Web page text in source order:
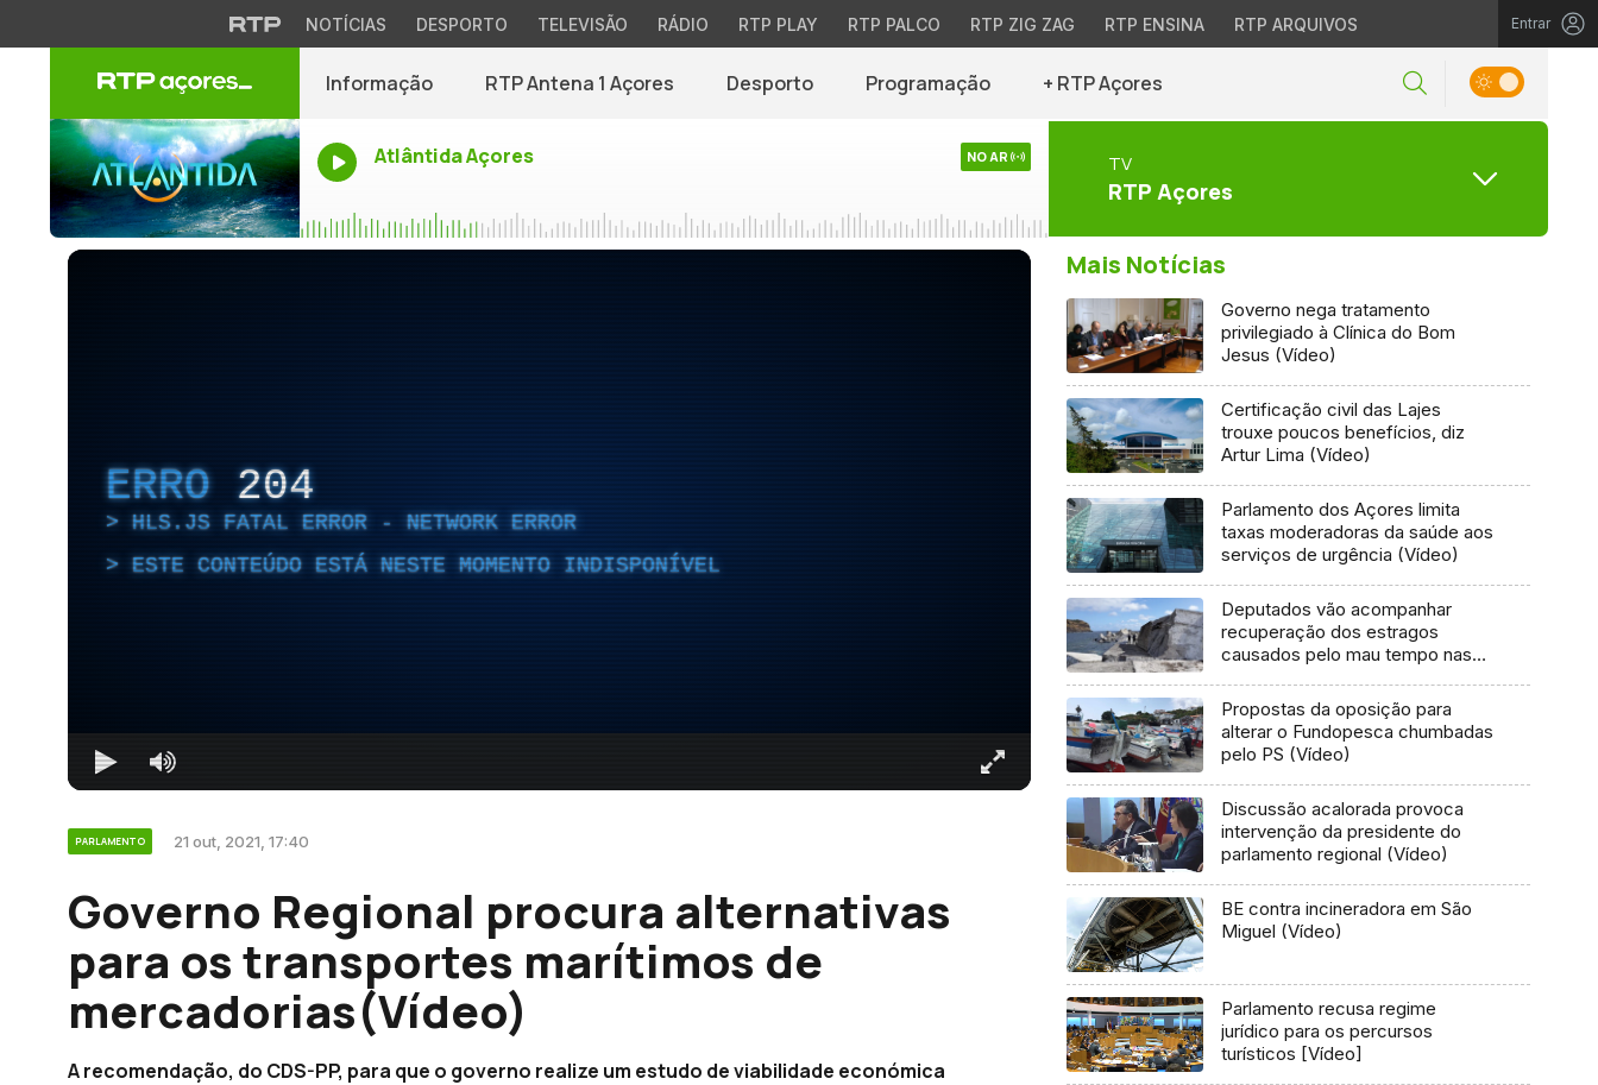
NOTÍCIAS DESPORTO TELEVISÃO RÁDIO RTP PLAY RTP PALCO RTP ZIG ZAG RTP ENSINA RTP ARQUIVOS Entrar
Informação RTP Antena 1 Açores Desporto Programação + RTP Açores
Atlântida Açores NO AR TV
RTP Açores
ERRO 204
HLS.JS FATAL ERROR - NETWORK ERROR
ESTE CONTEÚDO ESTÁ NESTE MOMENTO INDISPONÍVEL
PARLAMENTO 21 out, 2021, 17:40
Governo Regional procura alternativas
para os transportes marítimos de
mercadorias(Vídeo)
A recomendação, do CDS-PP, para que o governo realize um estudo de viabilidade económica
Mais Notícias
Governo nega tratamento
privilegiado à Clínica do Bom
Jesus (Vídeo)
Certificação civil das Lajes
trouxe poucos benefícios, diz
Artur Lima (Vídeo)
Parlamento dos Açores limita
taxas moderadoras da saúde aos
serviços de urgência (Vídeo)
Deputados vão acompanhar
recuperação dos estragos
causados pelo mau tempo nas
Propostas da oposição para
alterar o Fundopesca chumbadas
pelo PS (Vídeo)
Discussão acalorada provoca
intervenção da presidente do
parlamento regional (Vídeo)
BE contra incineradora em São
Miguel (Vídeo)
Parlamento recusa regime
jurídico para os percursos
turísticos [Vídeo]